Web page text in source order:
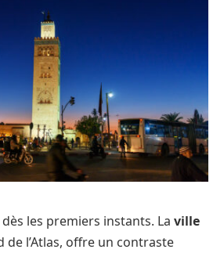
les premiers instants. La ville
de l’Atlas, offre un contraste